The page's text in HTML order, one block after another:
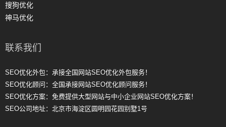
搜狗优化
神马优化
联系我们
SEO优化外包：承接全国网站SEO优化外包服务！
SEO优化顾问：全国承接网站SEO优化顾问服务！
SEO优化方案：免费提供大型网站与中小企业网站SEO优化方案！
SEO公司地址：北京市海淀区圆明园花园别墅1号